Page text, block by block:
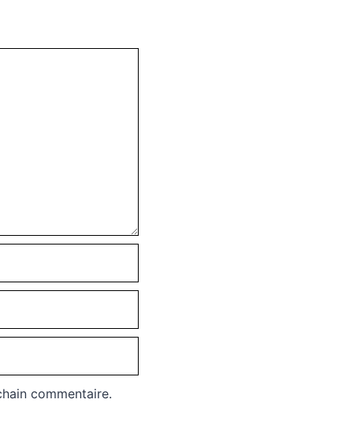
commentaire.